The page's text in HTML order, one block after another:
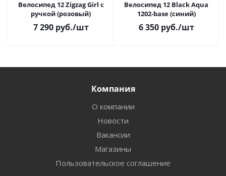
Велосипед 12 Zigzag Girl с
ручкой (розовый)
7 290руб./шт
Велосипед 12 Black Aqua
1202-base (синий)
6 350руб./шт
Компания
О компании
Новости
Вакансии
Магазины
Пользовательское соглашение